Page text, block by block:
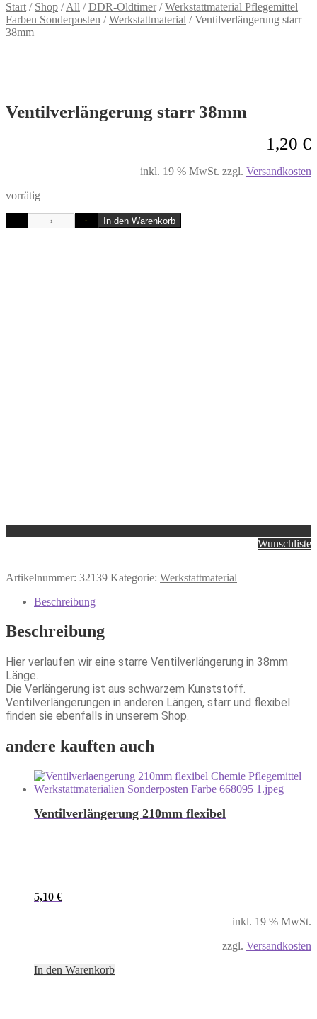
Start / Shop /All /DDR-Oldtimer/Werkstattmaterial Pflegemittel
Farben Sonderposten /Werkstattmaterial /Ventilverlängerung starr
38mm
Ventilverlängerung starr 38mm
1,20 €
inkl. 19 % MwSt. zzgl. Versandkosten
vorrätig
- + In den Warenkorb
Wunschliste
Artikelnummer: 32139 Kategorie: Werkstattmaterial
Beschreibung
Beschreibung
Hier verlaufen wir eine starre Ventilverlängerung in 38mm
Länge.
Die Verlängerung ist aus schwarzem Kunststoff.
Ventilverlängerungen in anderen Längen, starr und flexibel
finden sie ebenfalls in unserem Shop.
andere kauften auch
Ventilverlängerung 210mm flexibel
5,10 €
inkl. 19 % MwSt.
zzgl. Versandkosten
In den Warenkorb